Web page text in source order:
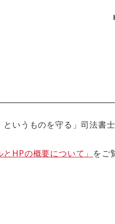
というものを守る」司法書
とHPの概要について」 をご